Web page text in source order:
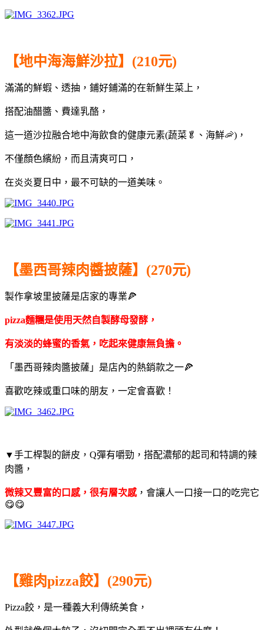
【地中海海鮮沙拉】(210元)
滿滿的鮮蝦、透抽，鋪好鋪滿的在新鮮生菜上，
搭配油醋醬、 費達乳酪 ，
這一道沙拉融合地中海飲食的健康元素(蔬菜🥬、海鮮🦐)，
不僅顏色繽紛，而且清爽可口，
在炎炎夏日中，最不可缺的一道美味。
【墨西哥辣肉醬披薩】(270元)
製作拿坡里披薩是店家的專業🍕
pizza麵糰是使用天然自製酵母發酵，
有淡淡的蜂蜜的香氣，吃起來健康無負擔。
「墨西哥辣肉醬披薩」是店內的熱銷款之一🍕
喜歡吃辣或重口味的朋友，一定會喜歡！
▼手工桿製的餅皮，Q彈有嚼勁，搭配濃郁的起司和特調的辣
肉醬，
微辣又豐富的口感，很有層次感，會讓人一口接一口的吃完它
😋😋
【雞肉pizza餃】(290元)
Pizza餃，是一種義大利傳統美食，